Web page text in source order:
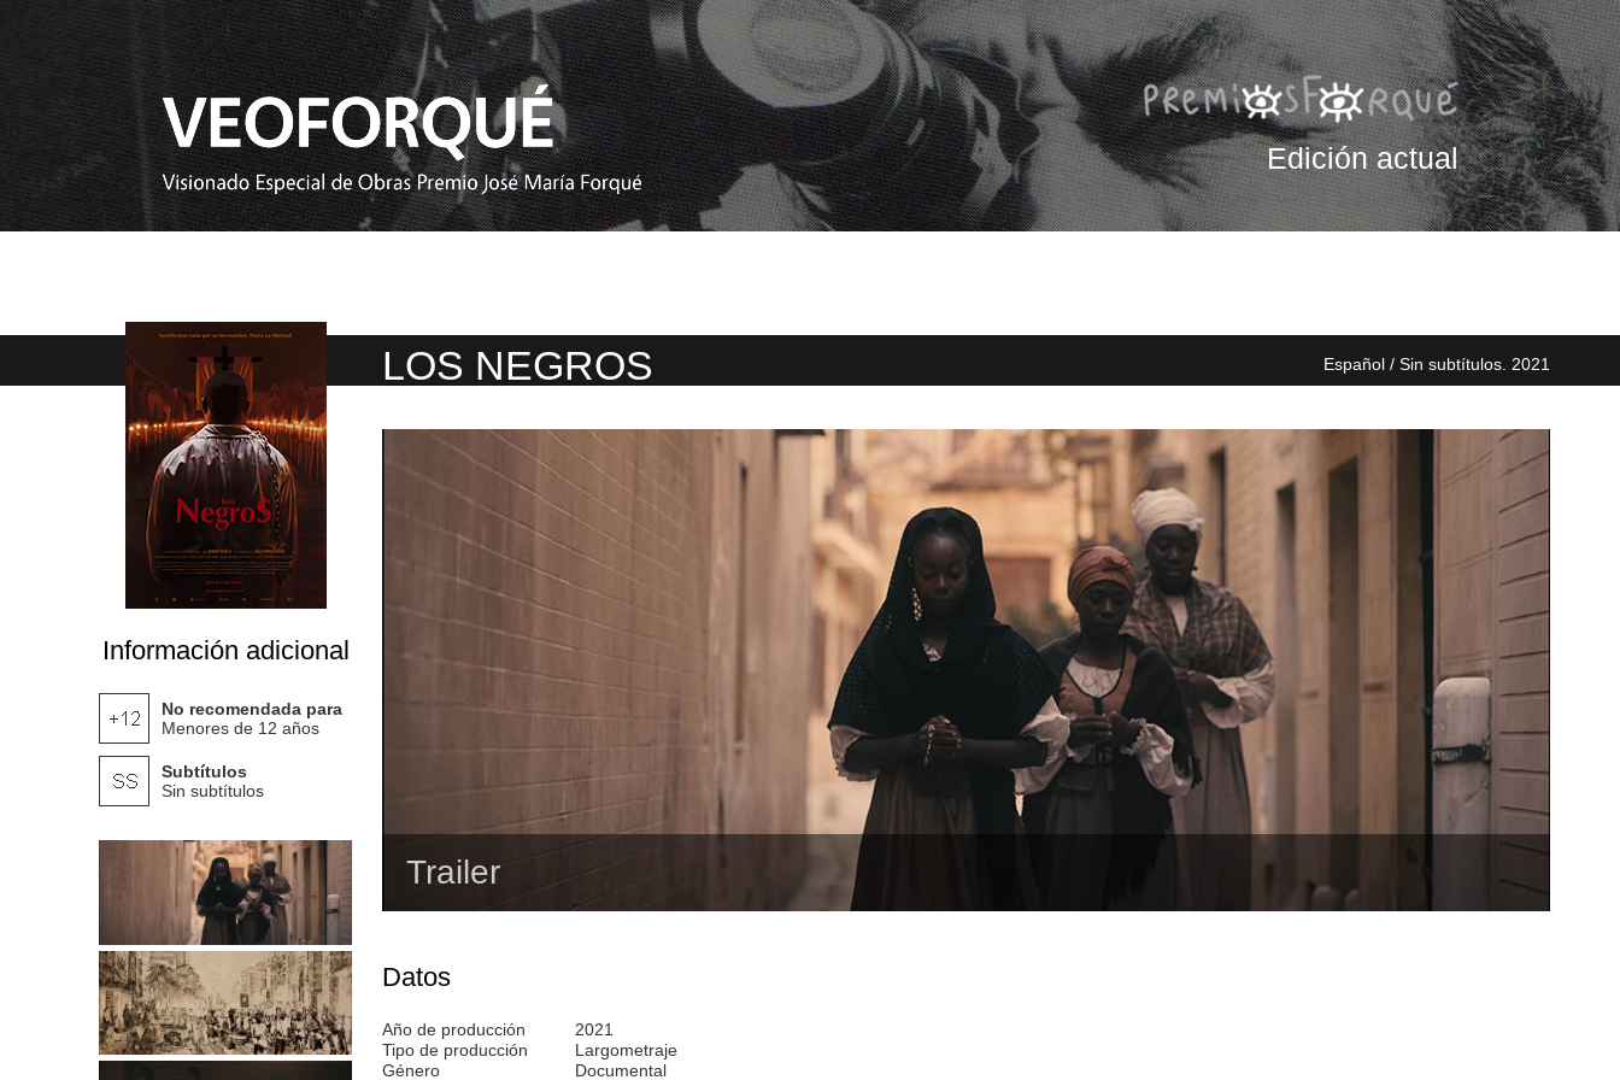
Edición actual
Información adicional
No recomendada para
Menores de 12 años
Subtítulos
Sin subtítulos
LOS NEGROS Español / Sin subtítulos. 2021
Trailer
Datos
Año de producción
2021
Tipo de producción
Largometraje
Género
Documental